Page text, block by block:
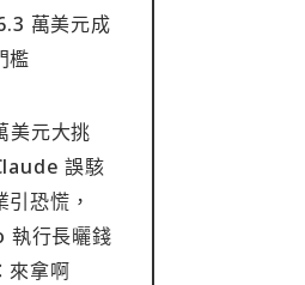
萬美元成
檻
美元大挑
誤駭
引恐慌，
執行長曬錢
來拿啊